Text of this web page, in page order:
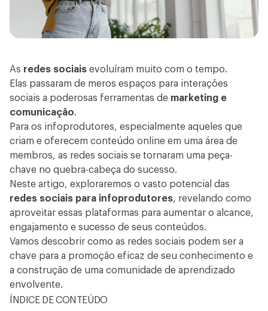
As redes sociais evoluíram muito com o tempo.
Elas passaram de meros espaços para interações
sociais a poderosas ferramentas de marketing e
comunicação.
Para os infoprodutores, especialmente aqueles que
criam e oferecem conteúdo online em uma área de
membros, as redes sociais se tornaram uma peça-
chave no quebra-cabeça do sucesso.
Neste artigo, exploraremos o vasto potencial das
redes sociais para infoprodutores, revelando como
aproveitar essas plataformas para aumentar o alcance,
engajamento e sucesso de seus conteúdos.
Vamos descobrir como as redes sociais podem ser a
chave para a promoção eficaz de seu conhecimento e
a construção de uma comunidade de aprendizado
envolvente.
ÍNDICE DE CONTEÚDO